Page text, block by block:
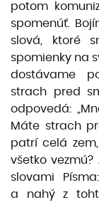
potom
spomenúť.
slová, ktoré
spomienky na
dostávame
strach pred
odpovedá:
Máte strach
patrí celá
všetko
slovami
a nahý z